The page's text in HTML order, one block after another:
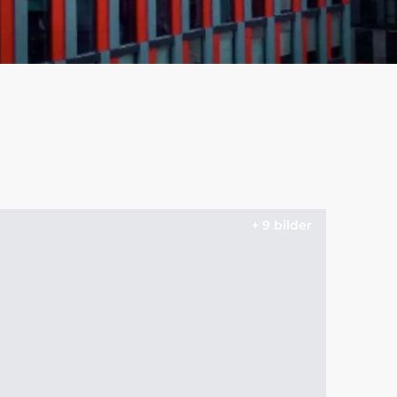
+ 9 bilder